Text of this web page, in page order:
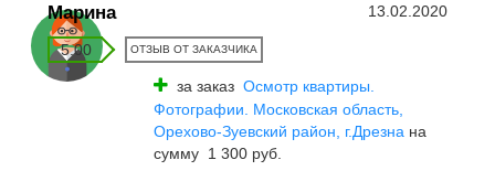
Марина 13.02.2020
5.00 ОТЗЫВ ОТ ЗАКАЗЧИКА
за заказ Осмотр квартиры.
Фотографии. Московская область,
Орехово-Зуевский район, г.Дрезна на
сумму 1 300 руб.